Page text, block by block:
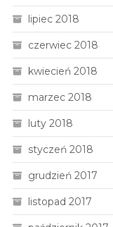
lipiec 2018
czerwiec 2018
kwiecień 2018
marzec 2018
luty 2018
styczeń 2018
grudzień 2017
listopad 2017